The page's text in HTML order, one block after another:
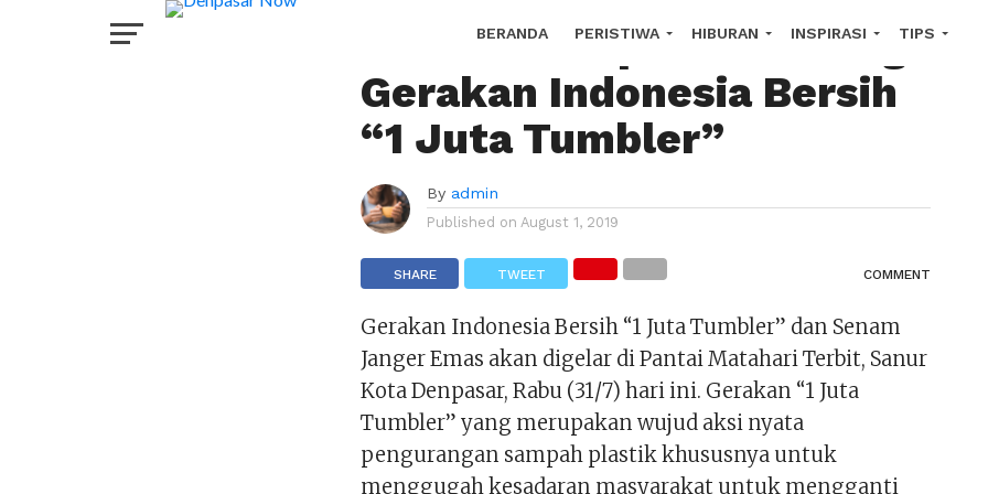
BERANDA PERISTIWA HIBURAN INSPIRASI TIPS
HOROSCOPE
Pemkot Denpasar Dukung
Gerakan Indonesia Bersih
“1 Juta Tumbler”
By admin
Published on August 1, 2019
SHARE TWEET COMMENT
Gerakan Indonesia Bersih “1 Juta Tumbler” dan Senam
Janger Emas akan digelar di Pantai Matahari Terbit, Sanur
Kota Denpasar, Rabu (31/7) hari ini. Gerakan “1 Juta
Tumbler” yang merupakan wujud aksi nyata
pengurangan sampah plastik khususnya untuk
menggugah kesadaran masyarakat untuk mengganti